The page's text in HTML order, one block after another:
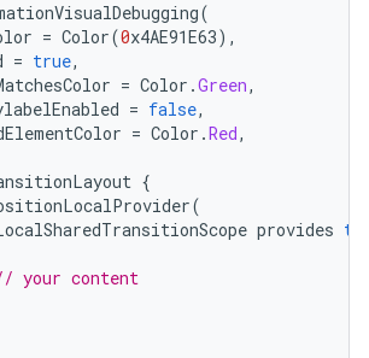
(
= Color(0x4AE91E63),
= true,
= Color .Green,
= false,
= Color .Red,
{
(
provides
your content